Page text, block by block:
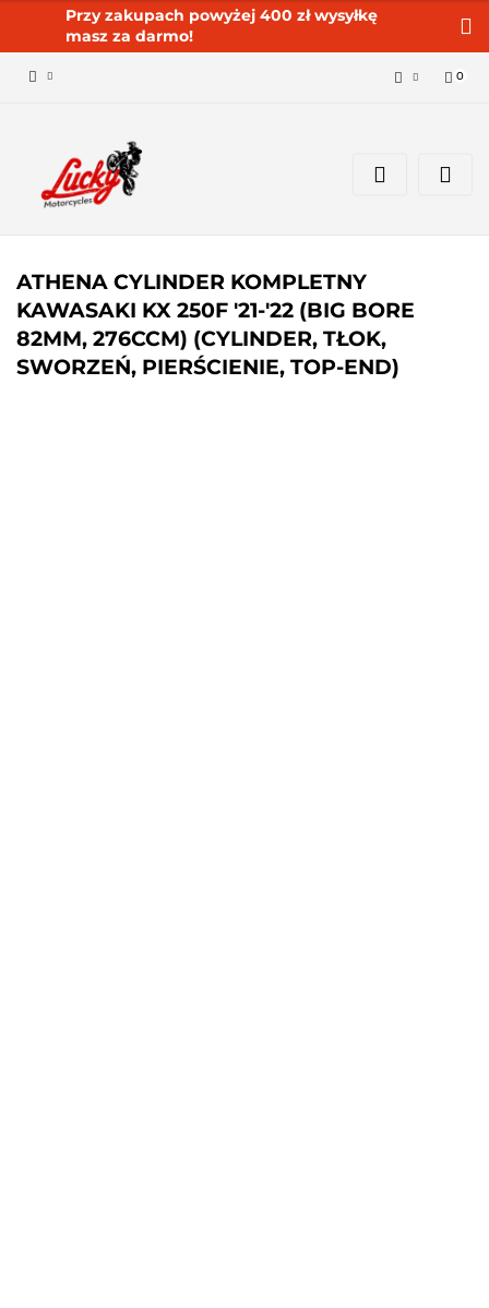
Przy zakupach powyżej 400 zł wysyłkę
masz za darmo!
Dodaj zgłoszenie
0
ATHENA CYLINDER KOMPLETNY
KAWASAKI KX 250F '21-'22 (BIG BORE
82MM, 276CCM) (CYLINDER, TŁOK,
SWORZEŃ, PIERŚCIENIE, TOP-END)